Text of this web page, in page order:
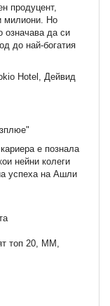
продуцент,
милиони. Но
означава да си
до най-богатия
Hotel, Дейвид
е познала
нейни колеги
успеха на Ашли
топ 20, ММ,